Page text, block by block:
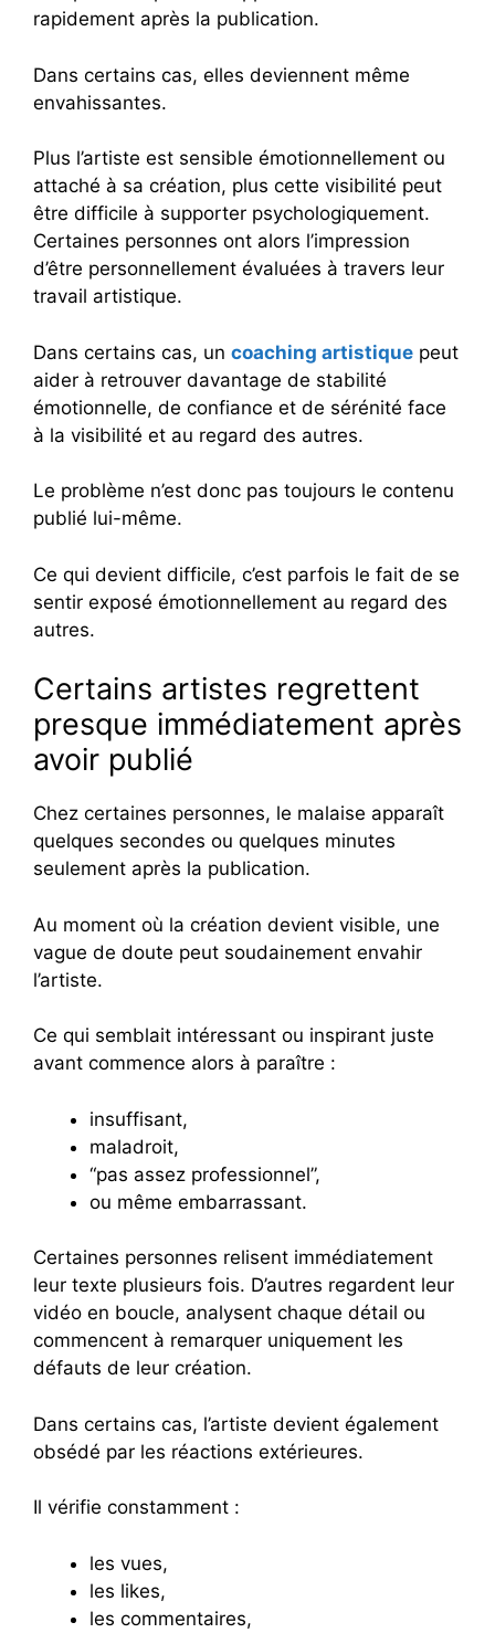
rapidement après la publication.
Dans certains cas, elles deviennent même
envahissantes.
Plus l’artiste est sensible émotionnellement ou
attaché à sa création, plus cette visibilité peut
être difficile à supporter psychologiquement.
Certaines personnes ont alors l’impression
d’être personnellement évaluées à travers leur
travail artistique.
Dans certains cas, un coaching artistique peut
aider à retrouver davantage de stabilité
émotionnelle, de confiance et de sérénité face
à la visibilité et au regard des autres.
Le problème n’est donc pas toujours le contenu
publié lui-même.
Ce qui devient difficile, c’est parfois le fait de se
sentir exposé émotionnellement au regard des
autres.
Certains artistes regrettent
presque immédiatement après
avoir publié
Chez certaines personnes, le malaise apparaît
quelques secondes ou quelques minutes
seulement après la publication.
Au moment où la création devient visible, une
vague de doute peut soudainement envahir
l’artiste.
Ce qui semblait intéressant ou inspirant juste
avant commence alors à paraître :
insuffisant,
maladroit,
“pas assez professionnel”,
ou même embarrassant.
Certaines personnes relisent immédiatement
leur texte plusieurs fois. D’autres regardent leur
vidéo en boucle, analysent chaque détail ou
commencent à remarquer uniquement les
défauts de leur création.
Dans certains cas, l’artiste devient également
obsédé par les réactions extérieures.
Il vérifie constamment :
les vues,
les likes,
les commentaires,